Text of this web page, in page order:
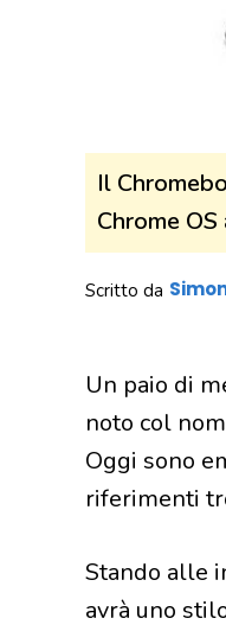
Il
Chrome
Scritto da
Un paio di
noto col
Oggi sono
riferimenti
Stando alle
avrà uno